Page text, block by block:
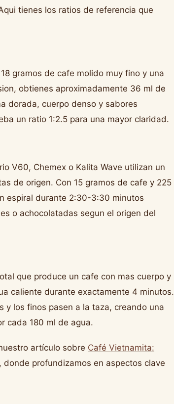
tienes los ratios de referencia que
gramos de cafe molido muy fino y una
obtienes aproximadamente 36 ml de
dorada, cuerpo denso y sabores
un ratio 1:2.5 para una mayor claridad.
V60, Chemex o Kalita Wave utilizan un
de origen. Con 15 gramos de cafe y 225
espiral durante 2:30-3:30 minutos
o achocolatadas segun el origen del
que produce un cafe con mas cuerpo y
caliente durante exactamente 4 minutos.
y los finos pasen a la taza, creando una
cada 180 ml de agua.
artículo sobre Café Vietnamita:
, donde profundizamos en aspectos clave